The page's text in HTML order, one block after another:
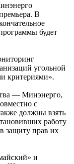
В
будет
угольной
критериями».
— Минэнерго,
с
должны взять
работу
защиту прав их
и